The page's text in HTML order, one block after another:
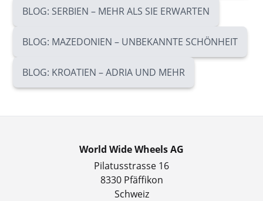
BLOG: SERBIEN – MEHR ALS SIE ERWARTEN
BLOG: MAZEDONIEN – UNBEKANNTE SCHÖNHEIT
BLOG: KROATIEN – ADRIA UND MEHR
World Wide Wheels AG
Pilatusstrasse 16
8330 Pfäffikon
Schweiz